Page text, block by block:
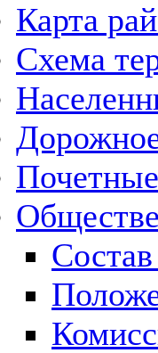
Карта
Схема